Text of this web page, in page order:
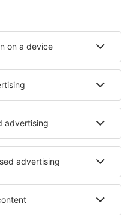
Einzelheiten